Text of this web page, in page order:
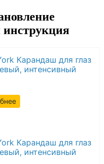
инструкция
Карандаш для глаз
интенсивный
Изумрудный
Карандаш для глаз
интенсивный
Каштановый